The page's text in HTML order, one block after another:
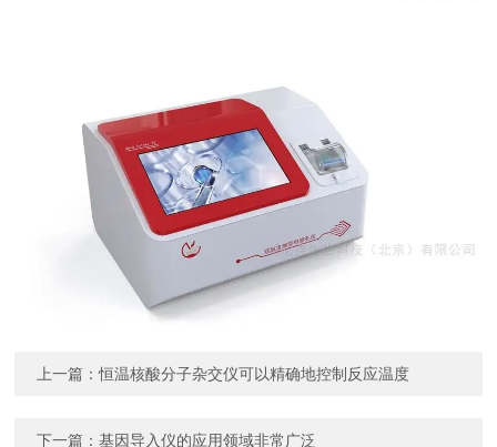
上一篇：恒温核酸分子杂交仪可以精确地控制反应温度
下一篇：基因导入仪的应用领域非常广泛